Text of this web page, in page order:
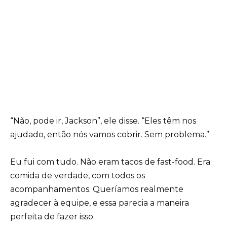
“Não, pode ir, Jackson”, ele disse. “Eles têm nos
ajudado, então nós vamos cobrir. Sem problema.”
Eu fui com tudo. Não eram tacos de fast-food. Era
comida de verdade, com todos os
acompanhamentos. Queríamos realmente
agradecer à equipe, e essa parecia a maneira
perfeita de fazer isso.